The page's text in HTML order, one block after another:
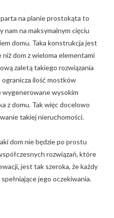
na planie prostokąta to
nam na maksymalnym cięciu
domu. Taka konstrukcja jest
dom z wieloma elementami
zaletą takiego rozwiązania
ilość mostków
wygenerowane wysokim
z domu. Tak więc docelowo
takiej nieruchomości.
dom nie będzie po prostu
rozwiązań, które
jest tak szeroka, że każdy
jego oczekiwania.